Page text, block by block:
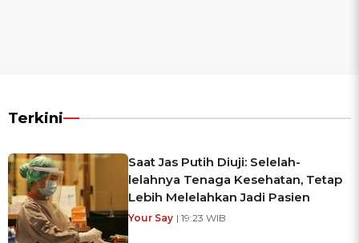
Terkini
Saat Jas Putih Diuji: Selelah-
lelahnya Tenaga Kesehatan, Tetap
Lebih Melelahkan Jadi Pasien
Your Say | 19:23 WIB